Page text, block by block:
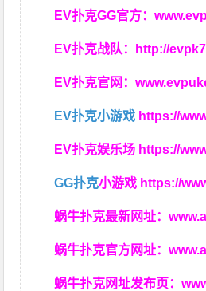
EV扑克GG官方：
EV扑克战队： http://
EV扑克官网：
EV扑克小游戏 https://
EV扑克娱乐场 https://
GG扑克小游戏 https://
蜗牛扑克最新网址：
蜗牛扑克官方网址：
蜗牛扑克网址发布页：